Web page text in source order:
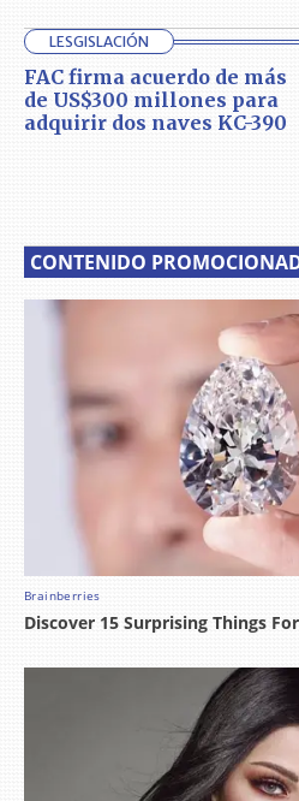
LESGISLACIÓN
FAC firma acuerdo de más
de US$300 millones para
adquirir dos naves KC-390